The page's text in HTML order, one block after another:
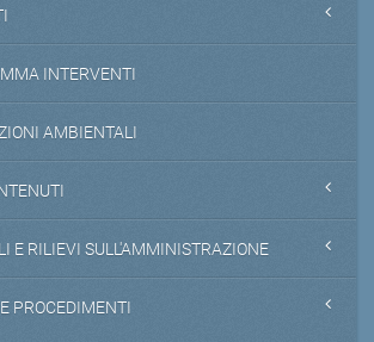
INTERVENTI
AMBIENTALI
E RILIEVI SULL'AMMINISTRAZIONE
PROCEDIMENTI